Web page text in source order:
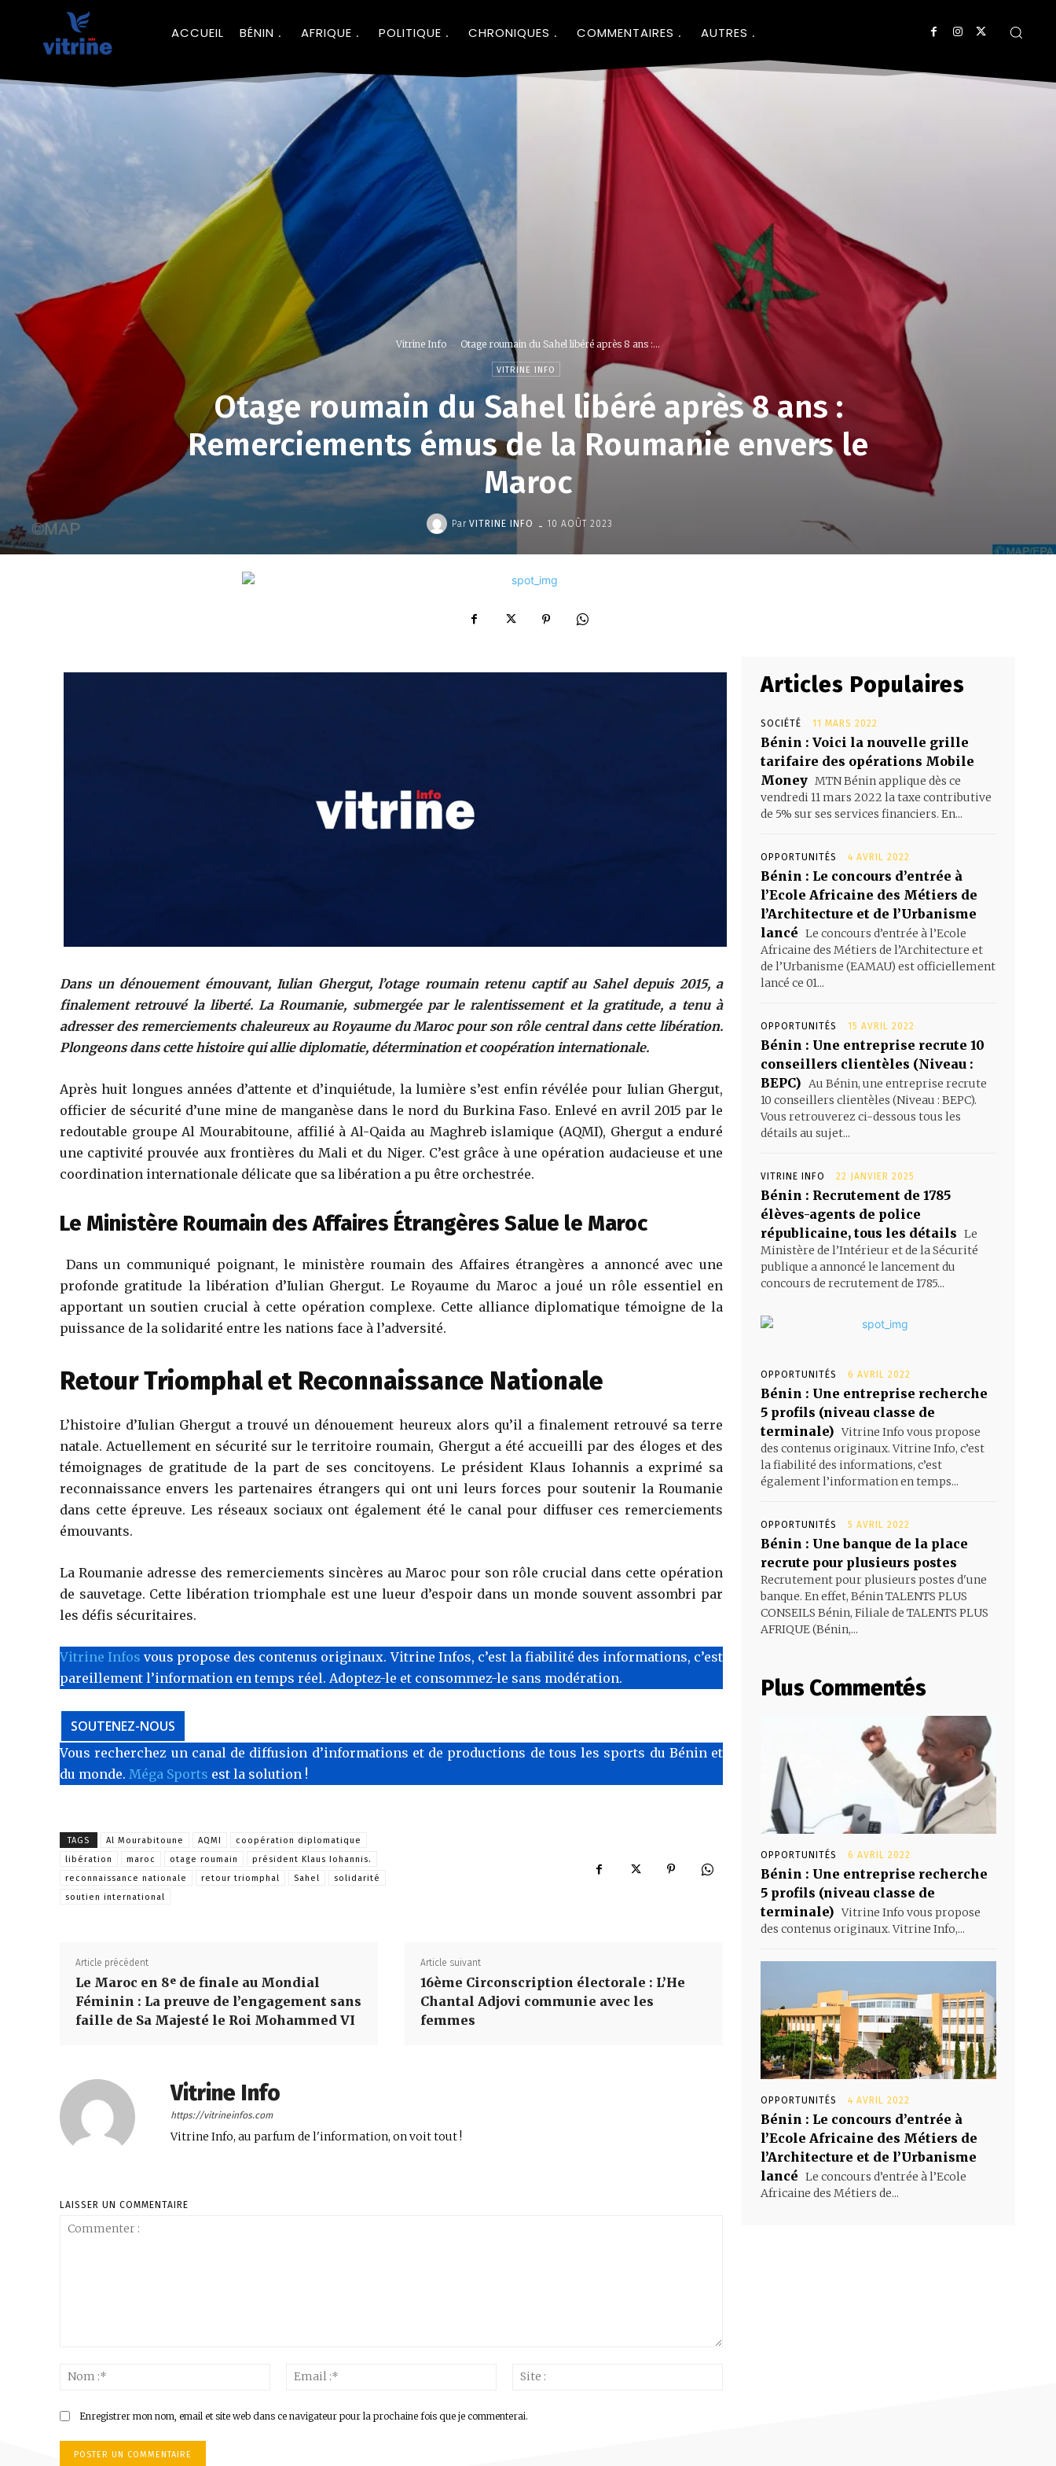
ACCUEIL BÉNIN AFRIQUE POLITIQUE CHRONIQUES COMMENTAIRES AUTRES
Vitrine Info Otage roumain du Sahel libéré après 8 ans :...
VITRINE INFO
Otage roumain du Sahel libéré après 8 ans :
Remerciements émus de la Roumanie envers le
Maroc
Par VITRINE INFO - 10 AOÛT 2023
Dans un dénouement émouvant, Iulian Ghergut, l’otage roumain retenu captif au Sahel depuis 2015, a
finalement retrouvé la liberté. La Roumanie, submergée par le ralentissement et la gratitude, a tenu à
adresser des remerciements chaleureux au Royaume du Maroc pour son rôle central dans cette libération.
Plongeons dans cette histoire qui allie diplomatie, détermination et coopération internationale.
Après huit longues années d’attente et d’inquiétude, la lumière s’est enfin révélée pour Iulian Ghergut,
officier de sécurité d’une mine de manganèse dans le nord du Burkina Faso. Enlevé en avril 2015 par le
redoutable groupe Al Mourabitoune, affilié à Al-Qaida au Maghreb islamique (AQMI), Ghergut a enduré
une captivité prouvée aux frontières du Mali et du Niger. C’est grâce à une opération audacieuse et une
coordination internationale délicate que sa libération a pu être orchestrée.
Le Ministère Roumain des Affaires Étrangères Salue le Maroc
Dans un communiqué poignant, le ministère roumain des Affaires étrangères a annoncé avec une
profonde gratitude la libération d’Iulian Ghergut. Le Royaume du Maroc a joué un rôle essentiel en
apportant un soutien crucial à cette opération complexe. Cette alliance diplomatique témoigne de la
puissance de la solidarité entre les nations face à l’adversité.
Retour Triomphal et Reconnaissance Nationale
L’histoire d’Iulian Ghergut a trouvé un dénouement heureux alors qu’il a finalement retrouvé sa terre
natale. Actuellement en sécurité sur le territoire roumain, Ghergut a été accueilli par des éloges et des
témoignages de gratitude de la part de ses concitoyens. Le président Klaus Iohannis a exprimé sa
reconnaissance envers les partenaires étrangers qui ont uni leurs forces pour soutenir la Roumanie
dans cette épreuve. Les réseaux sociaux ont également été le canal pour diffuser ces remerciements
émouvants.
La Roumanie adresse des remerciements sincères au Maroc pour son rôle crucial dans cette opération
de sauvetage. Cette libération triomphale est une lueur d’espoir dans un monde souvent assombri par
les défis sécuritaires.
Vitrine Infos vous propose des contenus originaux. Vitrine Infos, c’est la fiabilité des informations, c’est
pareillement l’information en temps réel. Adoptez-le et consommez-le sans modération.
SOUTENEZ-NOUS
Vous recherchez un canal de diffusion d’informations et de productions de tous les sports du Bénin et
du monde. Méga Sports est la solution !
TAGS Al Mourabitoune AQMI
coopération diplomatique
libération
maroc otage roumain
président Klaus Iohannis.
reconnaissance nationale
retour triomphal Sahel
solidarité
soutien international
Article précédent
Le Maroc en 8ᵉ de finale au Mondial
Féminin : La preuve de l’engagement sans
faille de Sa Majesté le Roi Mohammed VI
Article suivant
16ème Circonscription électorale : L’He
Chantal Adjovi communie avec les
femmes
Vitrine Info
https://vitrineinfos.com
Vitrine Info, au parfum de l'information, on voit tout !
LAISSER UN COMMENTAIRE
Email
Enregistrer mon nom, email et site web dans ce navigateur pour la prochaine fois que je commenterai.
Articles Populaires
SOCIÉTÉ 11 MARS 2022
Bénin : Voici la nouvelle grille
tarifaire des opérations Mobile
Money MTN Bénin applique dès ce
vendredi 11 mars 2022 la taxe contributive
de 5% sur ses services financiers. En...
OPPORTUNITÉS 4 AVRIL 2022
Bénin : Le concours d’entrée à
l’Ecole Africaine des Métiers de
l’Architecture et de l’Urbanisme
lancé Le concours d’entrée à l’Ecole
Africaine des Métiers de l’Architecture et
de l’Urbanisme (EAMAU) est officiellement
lancé ce 01...
OPPORTUNITÉS 15 AVRIL 2022
Bénin : Une entreprise recrute 10
conseillers clientèles (Niveau :
BEPC) Au Bénin, une entreprise recrute
10 conseillers clientèles (Niveau : BEPC).
Vous retrouverez ci-dessous tous les
détails au sujet...
VITRINE INFO 22 JANVIER 2025
Bénin : Recrutement de 1785
élèves-agents de police
républicaine, tous les détails Le
Ministère de l’Intérieur et de la Sécurité
publique a annoncé le lancement du
concours de recrutement de 1785...
OPPORTUNITÉS 6 AVRIL 2022
Bénin : Une entreprise recherche
5 profils (niveau classe de
terminale) Vitrine Info vous propose
des contenus originaux. Vitrine Info, c’est
la fiabilité des informations, c’est
également l’information en temps...
OPPORTUNITÉS 5 AVRIL 2022
Bénin : Une banque de la place
recrute pour plusieurs postes
Recrutement pour plusieurs postes d'une
banque. En effet, Bénin TALENTS PLUS
CONSEILS Bénin, Filiale de TALENTS PLUS
AFRIQUE (Bénin,...
Plus Commentés
OPPORTUNITÉS 6 AVRIL 2022
Bénin : Une entreprise recherche
5 profils (niveau classe de
terminale) Vitrine Info vous propose
des contenus originaux. Vitrine Info,...
OPPORTUNITÉS 4 AVRIL 2022
Bénin : Le concours d’entrée à
l’Ecole Africaine des Métiers de
l’Architecture et de l’Urbanisme
lancé Le concours d’entrée à l’Ecole
Africaine des Métiers de...